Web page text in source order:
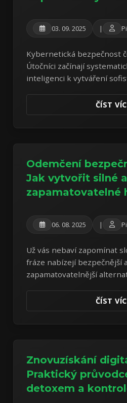
03. 09. 2025 |
Kybernetická bezpečnost
Útočníci začínají
inteligenci k vytváření
opatření. Analýza reálného
znepokojivý trend
ČÍST
Odemčení
Jak vytvořit silné a
zapamatovatelné
06. 08. 2025 |
Už vás nebaví zapomínat
fráze nabízejí bezpečnější a
zapamatovatelnější
ČÍST
Znovuzískání
Praktický
detoxem a